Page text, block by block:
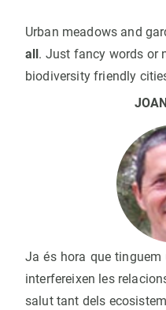
Urban meadows and
all . Just fancy words or
biodiversity friendly
Ja és hora que tinguem
interfereixen les
salut tant dels